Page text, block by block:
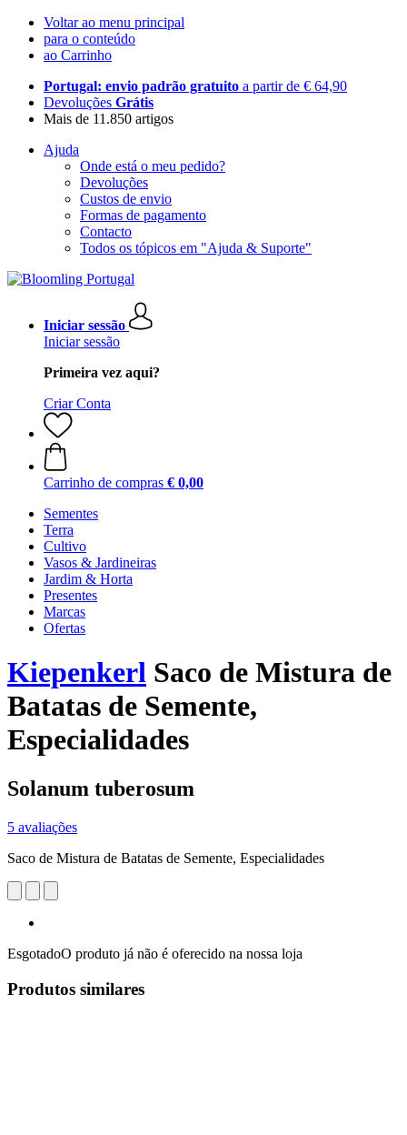
Voltar ao menu principal
para o conteúdo
ao Carrinho
Portugal: envio padrão gratuito a partir de € 64,90
Devoluções Grátis
Mais de 11.850 artigos
Ajuda
Onde está o meu pedido?
Devoluções
Custos de envio
Formas de pagamento
Contacto
Todos os tópicos em "Ajuda & Suporte"
Iniciar sessão
Iniciar sessão
Primeira vez aqui?
Criar Conta
Carrinho de compras € 0,00
Sementes
Terra
Cultivo
Vasos & Jardineiras
Jardim & Horta
Presentes
Marcas
Ofertas
Kiepenkerl Saco de Mistura de
Batatas de Semente,
Especialidades
Solanum tuberosum
5 avaliações
Saco de Mistura de Batatas de Semente, Especialidades
EsgotadoO produto já não é oferecido na nossa loja
Produtos similares